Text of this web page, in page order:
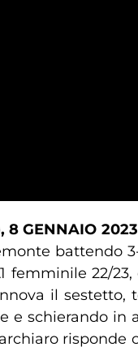
8 GENNAIO
battendo
femminile 22/
il
e schierando
risponde